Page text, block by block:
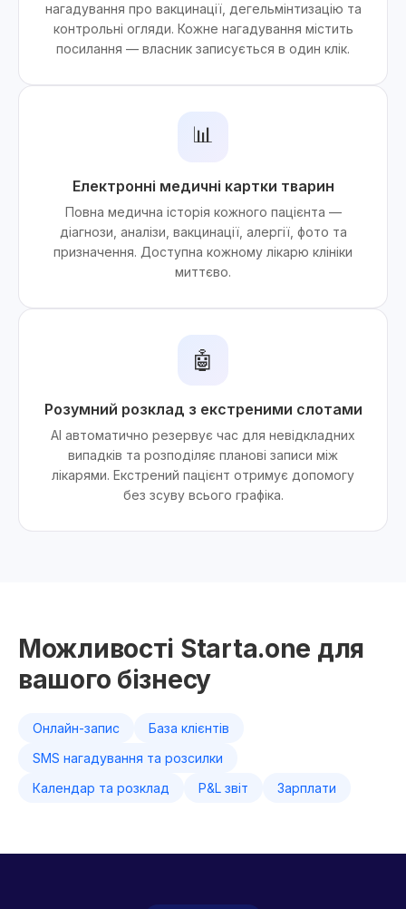
нагадування про вакцинації, дегельмінтизацію та
контрольні огляди. Кожне нагадування містить
посилання — власник записується в один клік.
📊
Електронні медичні картки тварин
Повна медична історія кожного пацієнта —
діагнози, аналізи, вакцинації, алергії, фото та
призначення. Доступна кожному лікарю клініки
миттєво.
🤖
Розумний розклад з екстреними слотами
AI автоматично резервує час для невідкладних
випадків та розподіляє планові записи між
лікарями. Екстрений пацієнт отримує допомогу
без зсуву всього графіка.
Можливості Starta.one для
вашого бізнесу
Онлайн-запис
База клієнтів
SMS нагадування та розсилки
Календар та розклад
P&L звіт Зарплати